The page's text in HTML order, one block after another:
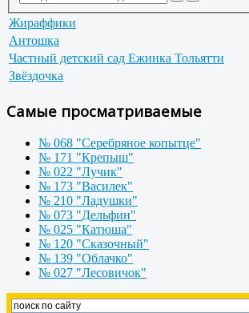
Жираффики
Антошка
Частный детский сад Ежинка Тольятти
Звёздочка
Самые просматриваемые
№ 068 "Серебряное копытце"
№ 171 "Крепыш"
№ 022 "Лучик"
№ 173 "Василек"
№ 210 "Ладушки"
№ 073 "Дельфин"
№ 025 "Катюша"
№ 120 "Сказочный"
№ 139 "Облачко"
№ 027 "Лесовичок"